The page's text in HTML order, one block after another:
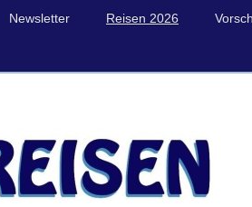
Newsletter Reisen 2026